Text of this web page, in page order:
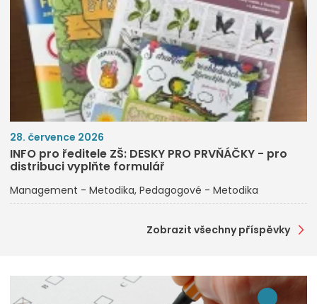
28. července 2026
INFO pro ředitele ZŠ: DESKY PRO PRVŇÁČKY - pro
distribuci vyplňte formulář
Management - Metodika Pedagogové - Metodika
Zobrazit všechny příspěvky